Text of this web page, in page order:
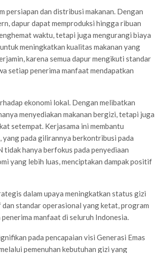
persiapan dan distribusi makanan. Dengan
dapur dapat memproduksi hingga ribuan
waktu, tetapi juga mengurangi biaya
meningkatkan kualitas makanan yang
karena semua dapur mengikuti standar
setiap penerima manfaat mendapatkan
ekonomi lokal. Dengan melibatkan
menyediakan makanan bergizi, tetapi juga
setempat. Kerjasama ini membantu
yang pada gilirannya berkontribusi pada
tidak hanya berfokus pada penyediaan
yang lebih luas, menciptakan dampak positif
dalam upaya meningkatkan status gizi
standar operasional yang ketat, program
manfaat di seluruh Indonesia.
pada pencapaian visi Generasi Emas
pemenuhan kebutuhan gizi yang